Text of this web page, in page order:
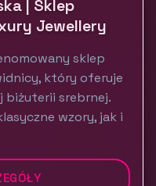
| Sklep
Jewellery
sklep
który oferuje
biżuterii srebrnej.
wzory, jak i